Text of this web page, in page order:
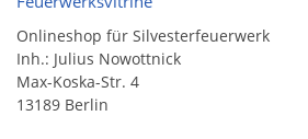
Onlineshop für Silvesterfeuerwerk
Inh.: Julius Nowottnick
Max-Koska-Str. 4
13189 Berlin